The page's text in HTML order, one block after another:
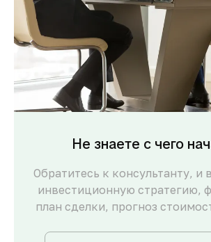
Не знаете с чего
Обратитесь к консультанту, и
инвестиционную стратегию,
план сделки, прогноз